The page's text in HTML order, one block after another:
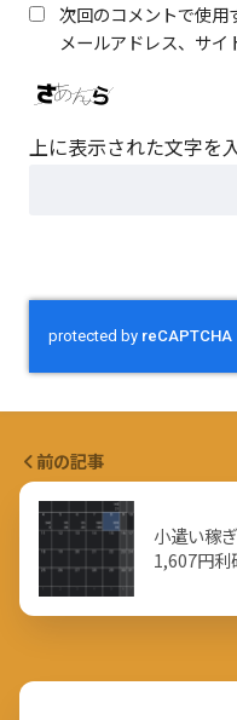
次回のコメントで使用
メールアドレス、サイ
上に表示された文字を
前の記事
小遣い稼
1,607円